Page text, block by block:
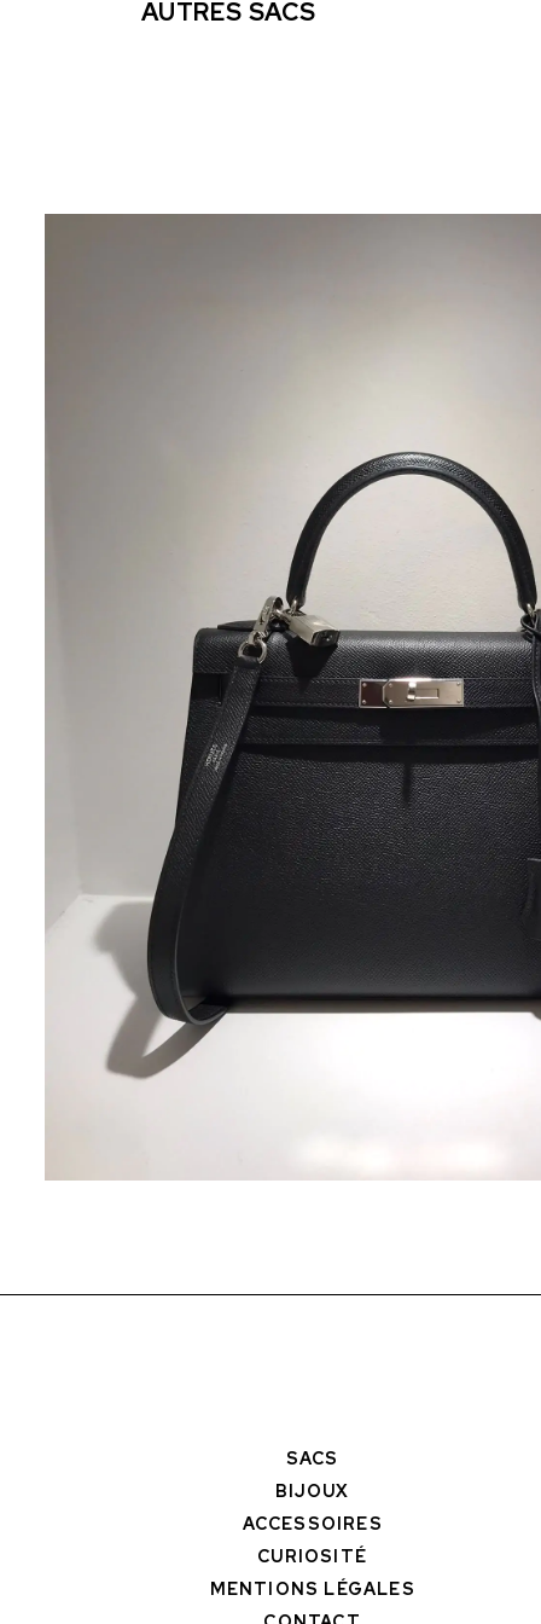
AUTRES SACS
SACS
BIJOUX
ACCESSOIRES
CURIOSITÉ
MENTIONS LÉGALES